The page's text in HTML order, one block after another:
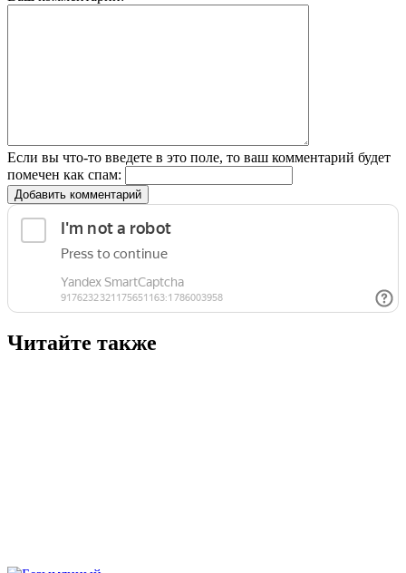
Если вы что-то введете в это поле, то ваш комментарий будет
помечен как спам:
Добавить комментарий
Читайте также